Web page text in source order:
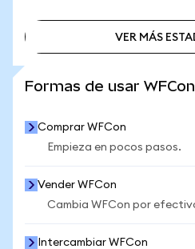
VER MÁS
Formas de usar
Comprar WFCon
Empieza en pocos pasos.
Vender WFCon
Cambia WFCon por
Intercambiar WFCon